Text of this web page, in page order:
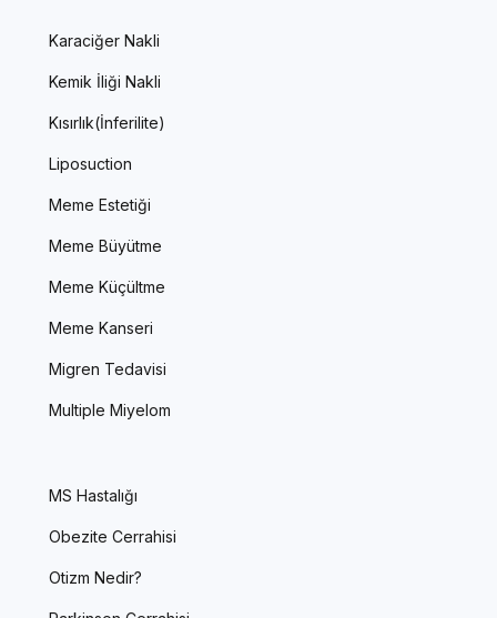
Karaciğer Nakli
Kemik İliği Nakli
Kısırlık(İnferilite)
Liposuction
Meme Estetiği
Meme Büyütme
Meme Küçültme
Meme Kanseri
Migren Tedavisi
Multiple Miyelom
MS Hastalığı
Obezite Cerrahisi
Otizm Nedir?